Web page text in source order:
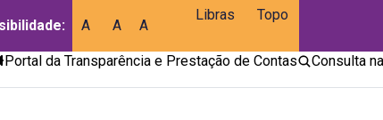
A A A
Topo
Portal da Transparência e Prestação de Contas